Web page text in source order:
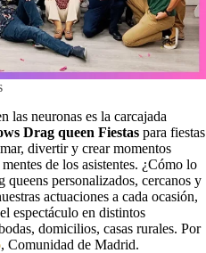
las neuronas es la carcajada
Drag queen Fiestas para fiestas
divertir y crear momentos
de los asistentes. ¿Cómo lo
queens personalizados, cercanos y
actuaciones a cada ocasión,
espectáculo en distintos
domicilios, casas rurales. Por
, Comunidad de Madrid.